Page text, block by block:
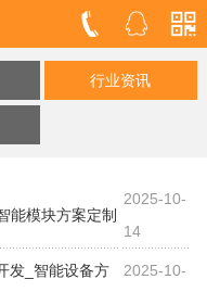
行业资讯
能模块方案定制
2025-10-
14
发_智能设备方
2025-10-